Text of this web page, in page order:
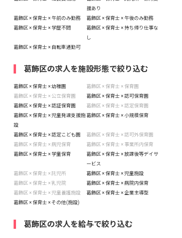
援あり
葛飾区 × 保育士 × 午前のみ勤務
葛飾区 × 保育士 × 午後のみ勤務
葛飾区 × 保育士 × 学歴不問
葛飾区 × 保育士 × 持ち帰り仕事な
し
葛飾区 × 保育士 × 自転車通勤可
葛飾区の求人を施設形態で絞り込む
葛飾区 × 保育士 × 幼稚園
葛飾区 × 保育士 × 保育園
葛飾区 × 保育士 × 公立保育園
葛飾区 × 保育士 × 認可保育園
葛飾区 × 保育士 × 認証保育園
葛飾区 × 保育士 × 認定保育園
葛飾区 × 保育士 × 児童発達支援施
設
葛飾区 × 保育士 × 小規模保育
葛飾区 × 保育士 × 認定こども園
葛飾区 × 保育士 × 認可外保育園
葛飾区 × 保育士 × 病児保育
葛飾区 × 保育士 × 事業所内保育
葛飾区 × 保育士 × 学童保育
葛飾区 × 保育士 × 放課後等デイサ
ービス
葛飾区 × 保育士 × 託児所
葛飾区 × 保育士 × 児童施設
葛飾区 × 保育士 × 乳児院
葛飾区 × 保育士 × 病院内保育
葛飾区 × 保育士 × 児童養護施設
葛飾区 × 保育士 × 企業主導型
葛飾区 × 保育士 × その他(施設)
葛飾区の求人を給与で絞り込む